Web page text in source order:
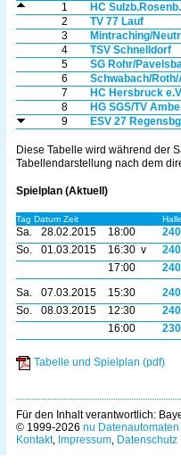
1
HC Sulzb.Rosenb.
2
TV 77 Lauf
3
Mintraching/
4
TSV Schnelldorf
5
SG Rohr/
6
Schwabach/
7
HC Hersbruck e.V
8
HG SGS/TV
9
ESV 27
Diese Tabelle wird während der
Tabellendarstellung nach dem
Spielplan (Aktuell)
Tag Datum Zeit
Sa. 28.02.2015 18:00
So.
01.03.2015 16:30 v
17:00
Sa.
07.03.2015 15:30
So.
08.03.2015 12:30
16:00
Tabelle und Spielplan (pdf)
Für den Inhalt verantwortlich:
© 1999-2026 nu
Kontakt, Impressum, Datenschutz